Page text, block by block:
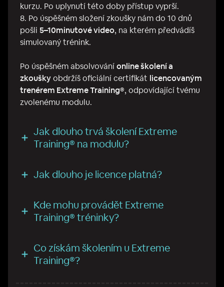
kurzu. Po uplynutí této doby přístup vyprší.
8. Po úspěšném složení zkoušky nám do 10 dnů
pošli 5–10minutové video, na kterém předvádíš
simulovaný trénink.
Po úspěšném absolvováníonline školení a
zkouškyobdržíš oficiální certifikát licencovaným
trenérem Extreme Training®, odpovídající tvému
zvolenému modulu.
Jak dlouho trvá školení Extreme
Training® na modulu?
Jak dlouho je licence platná?
Kde mohu provádět Extreme
Training® tréninky?
Co získám školením u Extreme
Training®?